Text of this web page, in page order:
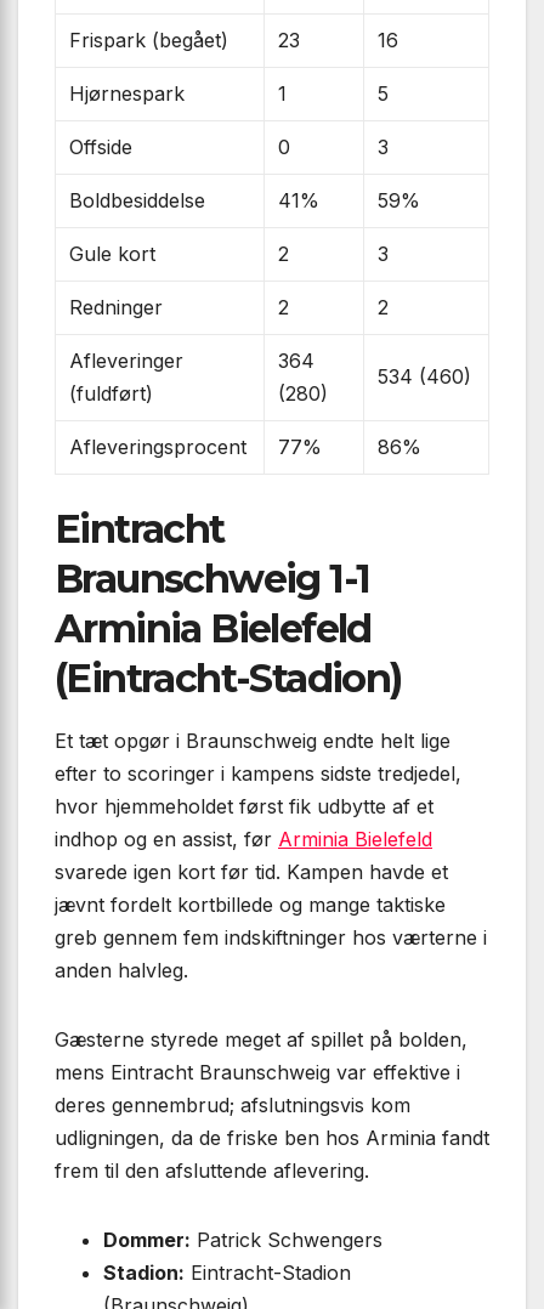
Frispark (begået) 23 16
Hjørnespark 1 5
Offside 0 3
Boldbesiddelse 41% 59%
Gule kort 2 3
Redninger 2 2
Afleveringer
(fuldført)
364
(280)
534 (460)
Afleveringsprocent 77% 86%
Eintracht
Braunschweig 1-1
Arminia Bielefeld
(Eintracht-Stadion)
Et tæt opgør i Braunschweig endte helt lige
efter to scoringer i kampens sidste tredjedel,
hvor hjemmeholdet først fik udbytte af et
indhop og en assist, før Arminia Bielefeld
svarede igen kort før tid. Kampen havde et
jævnt fordelt kortbillede og mange taktiske
greb gennem fem indskiftninger hos værterne i
anden halvleg.
Gæsterne styrede meget af spillet på bolden,
mens Eintracht Braunschweig var effektive i
deres gennembrud; afslutningsvis kom
udligningen, da de friske ben hos Arminia fandt
frem til den afsluttende aflevering.
Dommer: Patrick Schwengers
Stadion: Eintracht-Stadion